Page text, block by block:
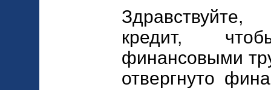
кредит,
финансовыми
отвергнуто